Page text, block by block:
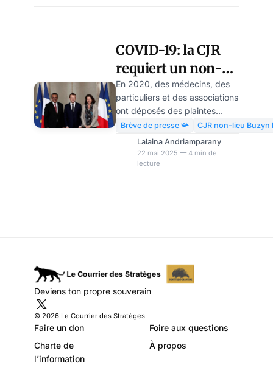
COVID-19: la CJR
requiert un non-
lieu pour les
ministres, un déni
pour les victimes ?
En 2020, des médecins, des
particuliers et des associations
ont déposés des plaintes
contre l’ancien Premier
ministre Edouard Philippe et
l’ex-ministre de la Santé
Agnès Buzyn et son
pourtant… aucune mise en
examen. Après l’enquête
menée par la Cour de la
justice de la République (CJR),
le procureur général a f
Brève de presse 📯
CJR non-lieu Buzyn
Lalaina Andriamparany
22 mai 2025 — 4 min de
lecture
Deviens ton propre souverain
© 2026 Le Courrier des Stratèges
Faire un don
Foire aux questions
Charte de
l’information
À propos